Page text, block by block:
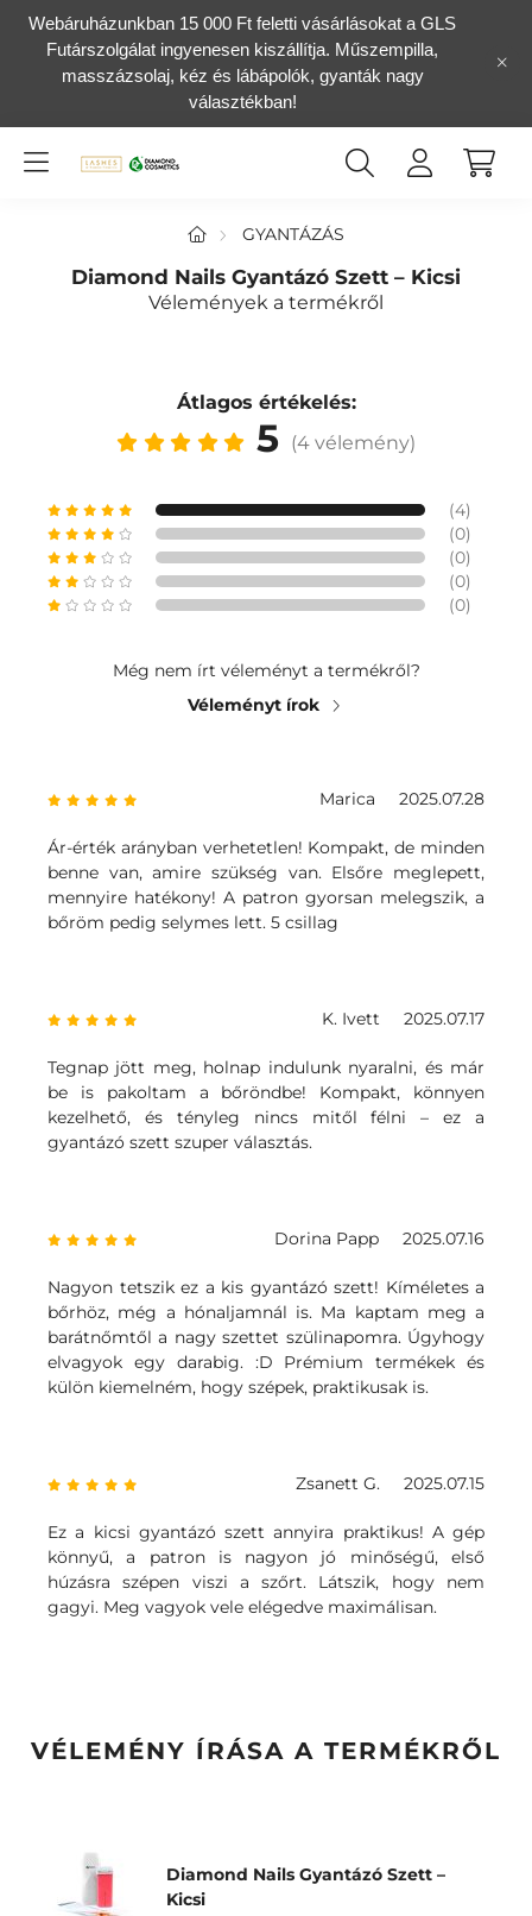
Webáruházunkban 15 000 Ft feletti vásárlásokat a GLS
Futárszolgálat ingyenesen kiszállítja. Műszempilla,
masszázsolaj, kéz és lábápolók, gyanták nagy
választékban!
GYANTÁZÁS
Diamond Nails Gyantázó Szett – Kicsi
Vélemények a termékről
Átlagos értékelés:
5 (4 vélemény)
(4)
(0)
(0)
(0)
(0)
Még nem írt véleményt a termékről?
Véleményt írok
Marica 2025.07.28
Ár-érték arányban verhetetlen! Kompakt, de minden
benne van, amire szükség van. Elsőre meglepett,
mennyire hatékony! A patron gyorsan melegszik, a
bőröm pedig selymes lett. 5 csillag
K. Ivett 2025.07.17
Tegnap jött meg, holnap indulunk nyaralni, és már
be is pakoltam a bőröndbe! Kompakt, könnyen
kezelhető, és tényleg nincs mitől félni – ez a
gyantázó szett szuper választás.
Dorina Papp 2025.07.16
Nagyon tetszik ez a kis gyantázó szett! Kíméletes a
bőrhöz, még a hónaljamnál is. Ma kaptam meg a
barátnőmtől a nagy szettet szülinapomra. Úgyhogy
elvagyok egy darabig. :D Prémium termékek és
külön kiemelném, hogy szépek, praktikusak is.
Zsanett G. 2025.07.15
Ez a kicsi gyantázó szett annyira praktikus! A gép
könnyű, a patron is nagyon jó minőségű, első
húzásra szépen viszi a szőrt. Látszik, hogy nem
gagyi. Meg vagyok vele elégedve maximálisan.
VÉLEMÉNY ÍRÁSA A TERMÉKRŐL
Diamond Nails Gyantázó Szett –
Kicsi